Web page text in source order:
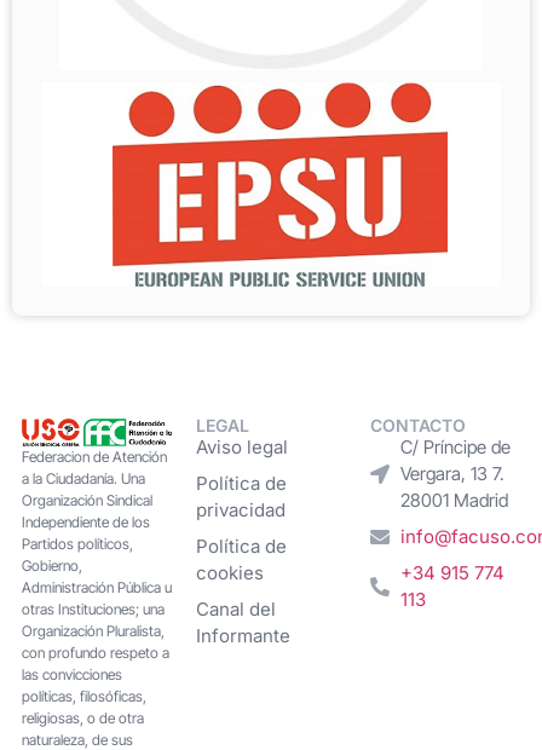
Federacion de Atención
a la Ciudadanía. Una
Organización Sindical
Independiente de los
Partidos políticos,
Gobierno,
Administración Pública u
otras Instituciones; una
Organización Pluralista,
con profundo respeto a
las convicciones
políticas, filosóficas,
religiosas, o de otra
naturaleza, de sus
LEGAL
Aviso legal
Política de
privacidad
Política de
cookies
Canal del
Informante
CONTACTO
C/ Príncipe de
Vergara, 13 7.
28001 Madrid
+34 915 774
113